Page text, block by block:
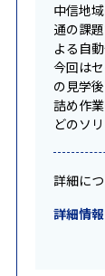
中信地
通の課
よる自
今回は
の見学
詰め作
どのソ
詳細に
詳細情